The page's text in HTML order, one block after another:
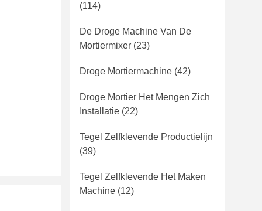
(114)
De Droge Machine Van De
Mortiermixer (23)
Droge Mortiermachine (42)
Droge Mortier Het Mengen Zich
Installatie (22)
Tegel Zelfklevende Productielijn
(39)
Tegel Zelfklevende Het Maken
Machine (12)